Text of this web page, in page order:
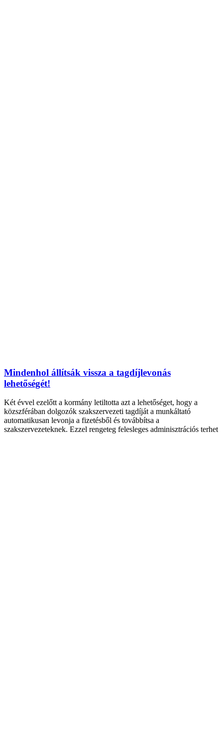
Mindenhol állítsák vissza a tagdíjlevonás
lehetőségét!
Két évvel ezelőtt a kormány letiltotta azt a lehetőséget, hogy a
közszférában dolgozók szakszervezeti tagdíját a munkáltató
automatikusan levonja a fizetésből és továbbítsa a
szakszervezeteknek. Ezzel rengeteg felesleges adminisztrációs terhet